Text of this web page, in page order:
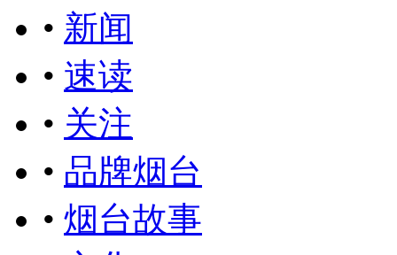
• 新闻
• 速读
• 关注
• 品牌烟台
• 烟台故事